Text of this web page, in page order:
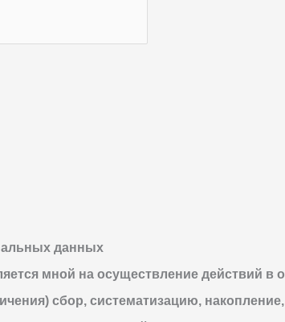
данных
мной на осуществление
сбор, систематизацию,